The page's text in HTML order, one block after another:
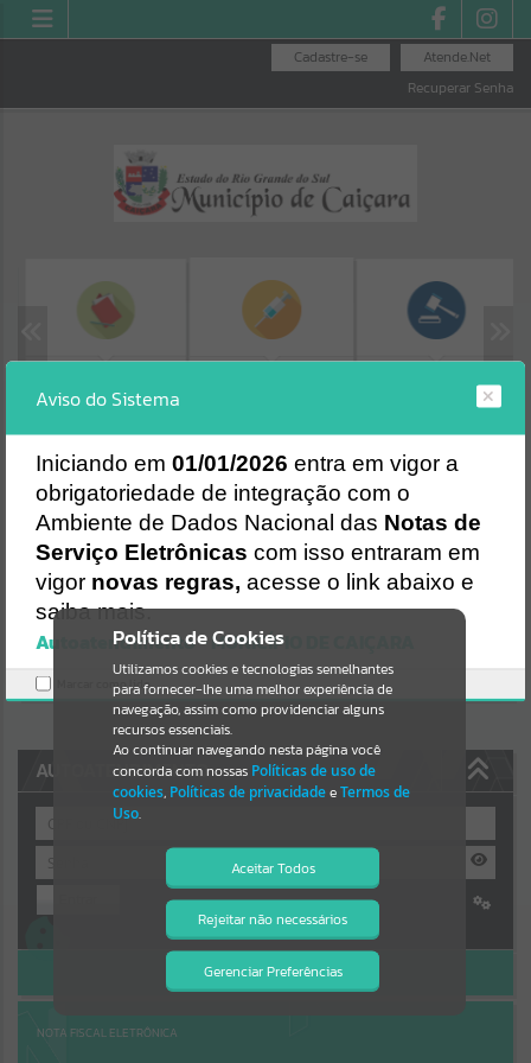
Atende.Net
Cadastre-se
Recuperar Senha
Resultados para""
Portais
Por favor, aguarde...
NOTÍCIAS
Por favor, aguarde...
Por favor, aguarde...
AUTOATENDIMENTO
Cadastre-se|Recuperar Senha
ACESSAR SEM LOGIN
NOTA FISCAL ELETRÔNICA
Política de Cookies
Utilizamos cookies e tecnologias semelhantes
para fornecer-lhe uma melhor experiência de
navegação, assim como providenciar alguns
recursos essenciais.
Ao continuar navegando nesta página você
concorda com nossas Políticas de uso de
cookies, Políticas de privacidadeeTermos de
Uso.
Aceitar Todos
Rejeitar não necessários
Gerenciar Preferências
Isto significa que diversos recursos
providenciados poderão não estar
Aviso do Sistema
Iniciando em 01/01/2026 entra em vigor a
obrigatoriedade de integração com o
Ambiente de Dados Nacional das Notas de
Serviço Eletrônicas com isso entraram em
vigor novas regras, acesse o link abaixo e
saiba mais.
Autoatendimento - MUNICÍPIO DE CAIÇARA
Marcar como lido.
Erro
Gerenciamento do Sistema
CÓDIGO DA MENSAGEM:
Ocorreu um erro de script:
Uncaught SyntaxError: Unexpected token '('
https://caicara.atende.net/cidadao/pagina/static/bundle/wpo_index
_2_base_l2_portal_editores_sync_8e0467b083a5c31b5604002c973
72540.js?v=299ee590:47
Verificar Mais Detalhes